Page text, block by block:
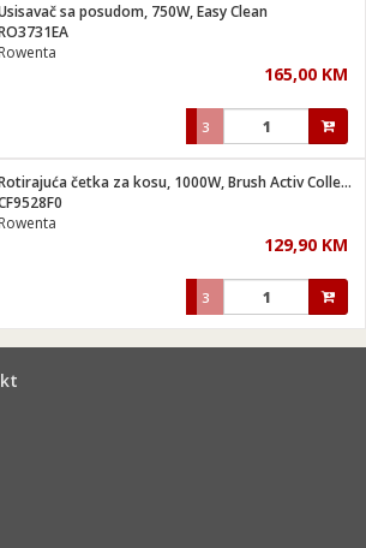
sa posudom, 750W, Easy Clean
Rowenta
165,00 KM
3
Rotirajuća četka za kosu, 1000W, Brush Activ Collection
Rowenta
129,90 KM
3